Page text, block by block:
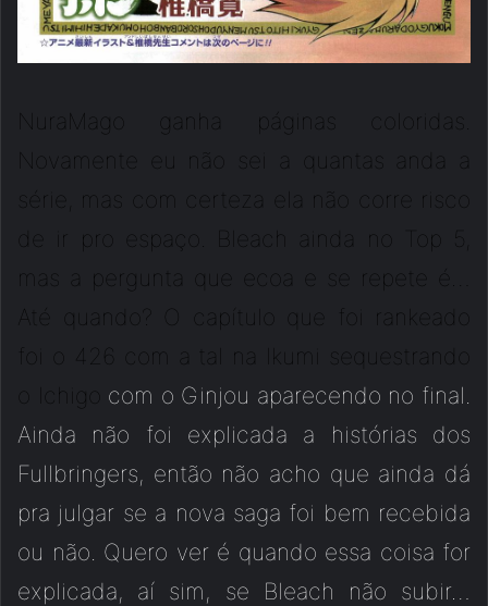
NuraMago ganha páginas coloridas.
Novamente eu não sei a quantas anda a
série, mas com certeza ela não corre risco
de ir pro espaço. Bleach ainda no Top 5,
mas a pergunta que ecoa e se repete é…
Até quando? O capítulo que foi rankeado
foi o 426 com a tal na Ikumi sequestrando
o Ichigo
com o Ginjou aparecendo no final.
Ainda não foi explicada a histórias dos
Fullbringers, então não acho que ainda dá
pra julgar se a nova saga foi bem recebida
ou não. Quero ver é quando essa coisa for
explicada, aí sim, se Bleach não subir…